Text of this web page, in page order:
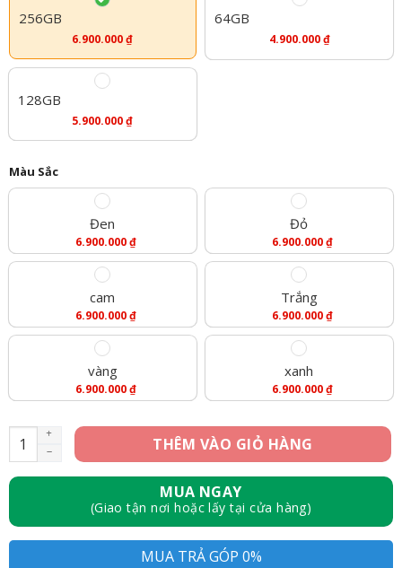
256GB
6.900.000₫
64GB
4.900.000₫
128GB
5.900.000₫
Màu Sắc
Đen
6.900.000₫
Đỏ
6.900.000₫
cam
6.900.000₫
Trắng
6.900.000₫
vàng
6.900.000₫
xanh
6.900.000₫
iPhone XR 256GB - Like New số lượng
THÊM VÀO GIỎ HÀNG
MUA NGAY
(Giao tận nơi hoặc lấy tại cửa hàng)
MUA TRẢ GÓP 0%